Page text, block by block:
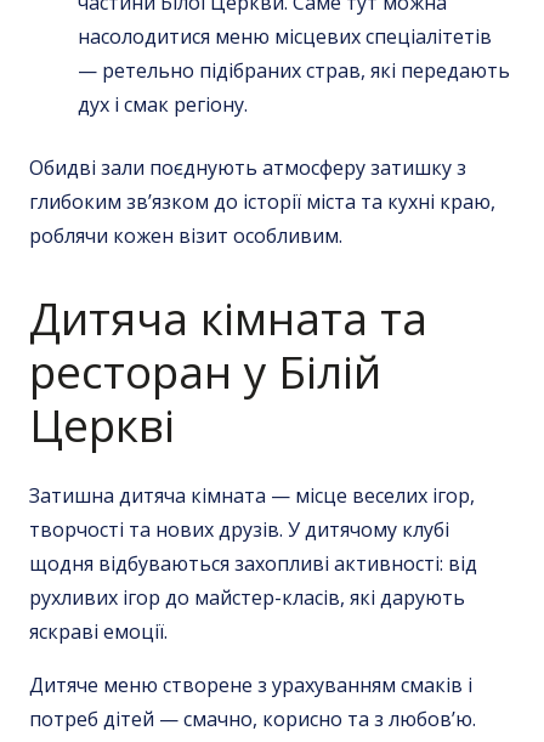
насолодитися меню місцевих спеціалітетів
— ретельно підібраних страв, які передають
дух і смак регіону.
Обидві зали поєднують атмосферу затишку з
глибоким зв’язком до історії міста та кухні краю,
роблячи кожен візит особливим.
Дитяча кімната та
ресторан у Білій
Церкві
Затишна дитяча кімната — місце веселих ігор,
творчості та нових друзів. У дитячому клубі
щодня відбуваються захопливі активності: від
рухливих ігор до майстер-класів, які дарують
яскраві емоції.
Дитяче меню створене з урахуванням смаків і
потреб дітей — смачно, корисно та з любов’ю.